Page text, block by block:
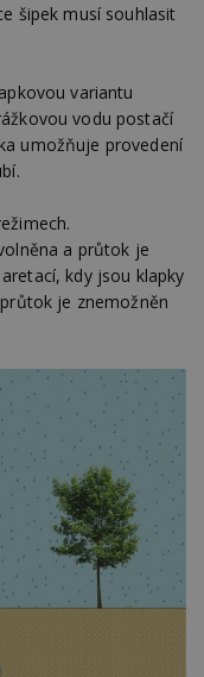
šipek musí souhlasit
variantu
vodu postačí
umožňuje provedení
a průtok je
kdy jsou klapky
je znemožněn